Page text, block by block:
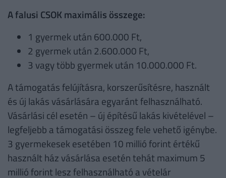
A falusi CSOK maximális összege:
1 gyermek után 600.000 Ft,
2 gyermek után 2.600.000 Ft,
3 vagy több gyermek után 10.000.000 Ft.
A támogatás felújításra, korszerűsítésre, használt
és új lakás vásárlására egyaránt felhasználható.
Vásárlási cél esetén – új építésű lakás kivételével –
legfeljebb a támogatási összeg fele vehető igénybe.
3 gyermekesek esetében 10 millió forint értékű
használt ház vásárlása esetén tehát maximum 5
millió forint lesz felhasználható a vételár